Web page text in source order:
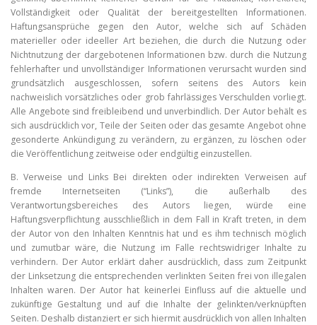
Vollständigkeit oder Qualität der bereitgestellten Informationen.
Haftungsansprüche gegen den Autor, welche sich auf Schäden
materieller oder ideeller Art beziehen, die durch die Nutzung oder
Nichtnutzung der dargebotenen Informationen bzw. durch die Nutzung
fehlerhafter und unvollständiger Informationen verursacht wurden sind
grundsätzlich ausgeschlossen, sofern seitens des Autors kein
nachweislich vorsätzliches oder grob fahrlässiges Verschulden vorliegt.
Alle Angebote sind freibleibend und unverbindlich. Der Autor behält es
sich ausdrücklich vor, Teile der Seiten oder das gesamte Angebot ohne
gesonderte Ankündigung zu verändern, zu ergänzen, zu löschen oder
die Veröffentlichung zeitweise oder endgültig einzustellen.
B. Verweise und Links Bei direkten oder indirekten Verweisen auf
fremde Internetseiten (“Links”), die außerhalb des
Verantwortungsbereiches des Autors liegen, würde eine
Haftungsverpflichtung ausschließlich in dem Fall in Kraft treten, in dem
der Autor von den Inhalten Kenntnis hat und es ihm technisch möglich
und zumutbar wäre, die Nutzung im Falle rechtswidriger Inhalte zu
verhindern. Der Autor erklärt daher ausdrücklich, dass zum Zeitpunkt
der Linksetzung die entsprechenden verlinkten Seiten frei von illegalen
Inhalten waren. Der Autor hat keinerlei Einfluss auf die aktuelle und
zukünftige Gestaltung und auf die Inhalte der gelinkten/verknüpften
Seiten. Deshalb distanziert er sich hiermit ausdrücklich von allen Inhalten